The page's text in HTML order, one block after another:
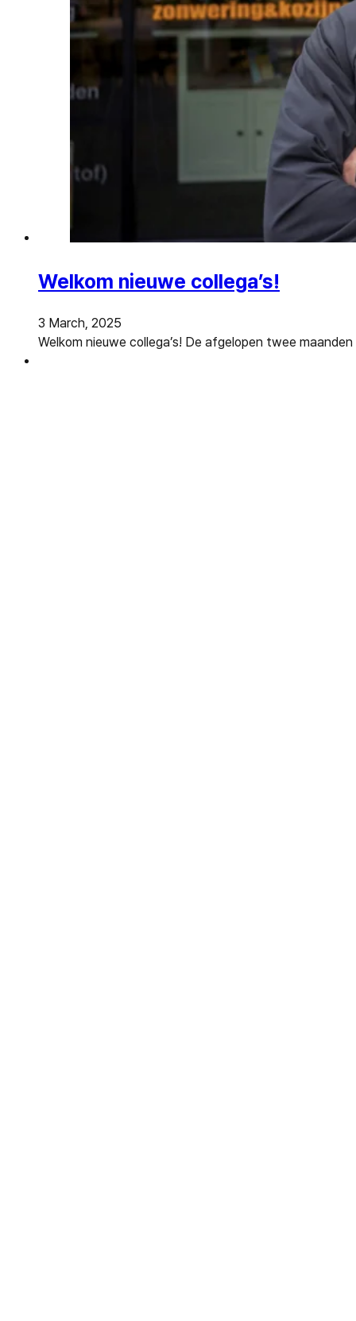
Welkom nieuwe collega’s!
3 March, 2025
Welkom nieuwe collega’s! De afgelopen twee